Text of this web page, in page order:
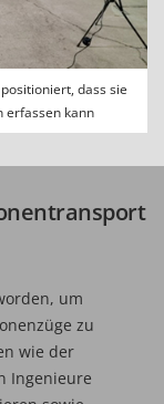
dass sie
erfassen kann
um
zu
wie der
Ingenieure